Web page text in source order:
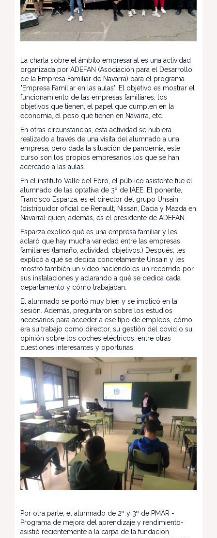
La charla sobre el ámbito empresarial es una actividad
organizada por ADEFAN (Asociación para el Desarrollo
de la Empresa Familiar de Navarra) para el programa
"Empresa Familiar en las aulas". El objetivo es mostrar el
funcionamiento de las empresas familiares, los
objetivos que tienen, el papel que cumplen en la
economía, el peso que tienen en Navarra, etc.
En otras circunstancias, esta actividad se hubiera
realizado a través de una visita del alumnado a una
empresa, pero dada la situación de pandemia, este
curso son los propios empresarios los que se han
acercado a las aulas.
En el instituto Valle del Ebro, el público asistente fue el
alumnado de las optativa de 3º de IAEE. El ponente,
Francisco Esparza, es el director del grupo Unsain
(distribuidor oficial de Renault, Nissan, Dacia y Mazda en
Navarra) quien, además, es el presidente de ADEFAN.
Esparza explicó qué es una empresa familiar y les
aclaró que hay mucha variedad entre las empresas
familiares (tamaño, actividad, objetivos.) Después, les
explicó a qué se dedica concretamente Unsain y les
mostró también un vídeo haciéndoles un recorrido por
sus instalaciones y aclarando a qué se dedica cada
departamento y cómo trabajaban.
El alumnado se portó muy bien y se implicó en la
sesión. Además, preguntaron sobre los estudios
necesarios para acceder a ese tipo de empleos, cómo
era su trabajo como director, su gestión del covid o su
opinión sobre los coches eléctricos, entre otras
cuestiones interesantes y oportunas.
Por otra parte, el alumnado de 2º y 3º de PMAR -
Programa de mejora del aprendizaje y rendimiento-
asistió recientemente a la carpa de la fundación